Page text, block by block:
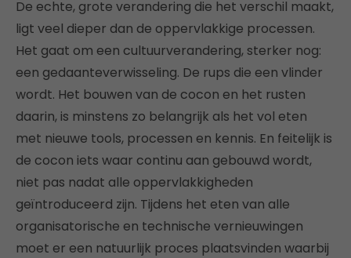
De echte, grote verandering die het verschil maakt,
ligt veel dieper dan de oppervlakkige processen.
Het gaat om een cultuurverandering, sterker nog:
een gedaanteverwisseling. De rups die een vlinder
wordt. Het bouwen van de cocon en het rusten
daarin, is minstens zo belangrijk als het vol eten
met nieuwe tools, processen en kennis. En feitelijk is
de cocon iets waar continu aan gebouwd wordt,
niet pas nadat alle oppervlakkigheden
geïntroduceerd zijn. Tijdens het eten van alle
organisatorische en technische vernieuwingen
moet er een natuurlijk proces plaatsvinden waarbij